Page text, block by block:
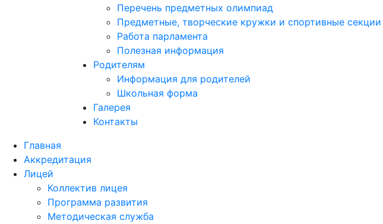
Перечень предметных олимпиад
Предметные, творческие кружки и спортивные секции
Работа парламента
Полезная информация
Родителям
Информация для родителей
Школьная форма
Галерея
Контакты
Главная
Аккредитация
Лицей
Коллектив лицея
Программа развития
Методическая служба